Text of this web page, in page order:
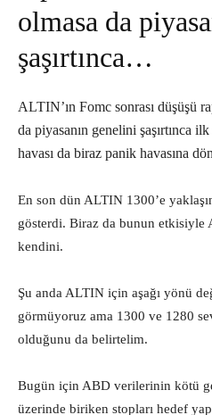
olmasa da
şaşırtınca…
ALTIN’ın Fomc sonrası düşüşü
da piyasanın genelini şaşırtınca
havası da biraz panik havasına
En son dün ALTIN 1300’e
gösterdi. Biraz da bunun etkisiyle
kendini.
Şu anda ALTIN için aşağı yönü
görmüyoruz ama 1300 ve 1280
olduğunu da belirtelim.
Bugün için ABD verilerinin kötü
üzerinde biriken stopları hedef